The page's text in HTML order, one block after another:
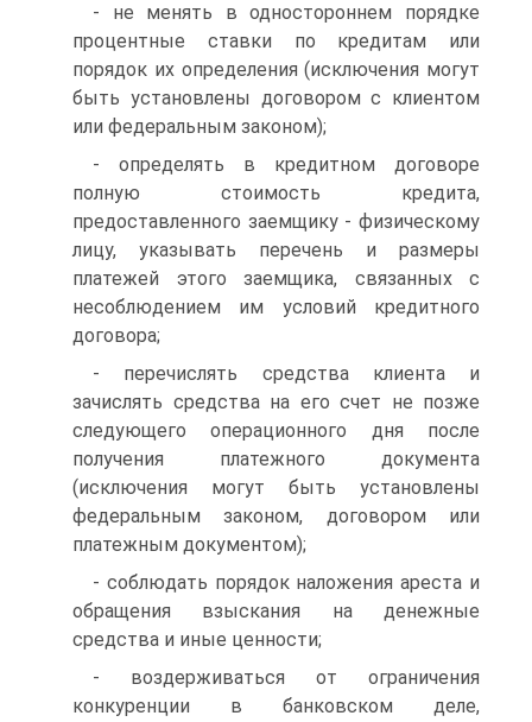
- не менять в одностороннем порядке
процентные ставки по кредитам или
порядок их определения (исключения могут
быть установлены договором с клиентом
или федеральным законом);
- определять в кредитном договоре
полную стоимость кредита,
предоставленного заемщику - физическому
лицу, указывать перечень и размеры
платежей этого заемщика, связанных с
несоблюдением им условий кредитного
договора;
- перечислять средства клиента и
зачислять средства на его счет не позже
следующего операционного дня после
получения платежного документа
(исключения могут быть установлены
федеральным законом, договором или
платежным документом);
- соблюдать порядок наложения ареста и
обращения взыскания на денежные
средства и иные ценности;
- воздерживаться от ограничения
конкуренции в банковском деле,